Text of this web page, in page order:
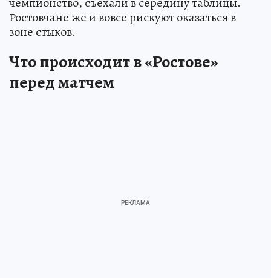
Ростовчане же и вовсе рискуют оказаться в
зоне стыков.
Что происходит в «Ростове»
перед матчем